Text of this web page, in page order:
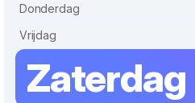
Donderdag
Vrijdag
Zaterdag